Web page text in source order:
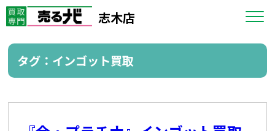
志木店
タグ：インゴット買取